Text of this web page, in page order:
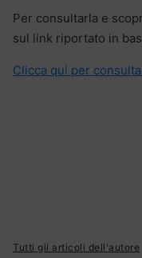
Per consultarla e
sul link riportato in
Clicca qui per
Tutti gli articoli dell'autore